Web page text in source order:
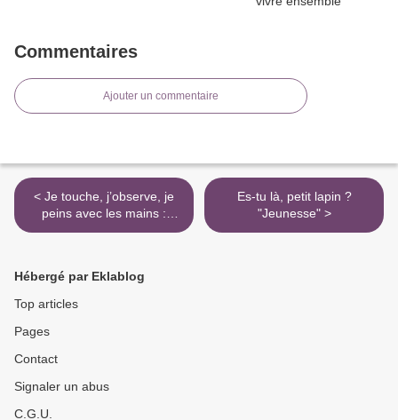
Commentaires
Ajouter un commentaire
< Je touche, j’observe, je
peins avec les mains :
Méthode sensorielle et
Montessori "Jeunesse"
Es-tu là, petit lapin ?
"Jeunesse" >
Hébergé par Eklablog
Top articles
Pages
Contact
Signaler un abus
C.G.U.